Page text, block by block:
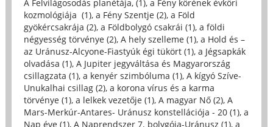
A Felvilágosodás planétája, (1), a Fény körének évköri
kozmológiája (1), a Fény Szentje (2), a Föld
gyökércsakrája (2), a Földbolygó csakrái (1), a földi
négyesség törvénye (2), A hely szelleme (1), a Hold és –
az Uránusz-Alcyone-Fiastyúk égi tükört (1), a Jégsapkák
olvadása (1), A Jupiter jegyváltása és Magyarország
csillagzata (1), a kenyér szimbóluma (1), A kígyó Szíve-
Unukalhai csillag (2), a korona vírus és a karma
törvénye (1), a lelkek vezetője (1), A magyar Nő (2), A
Mars-Merkúr-Antares- Uránusz konstellációja - 20 (1), a
Nap éve (1), A Naprendszer 7. bolygója-Uránusz (1), a